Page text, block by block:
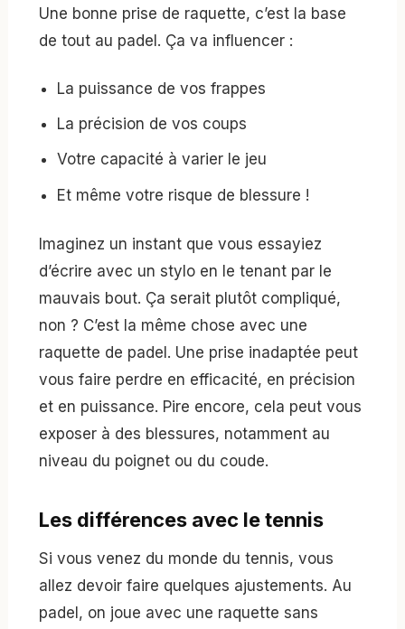
Une bonne prise de raquette, c’est la base
de tout au padel. Ça va influencer :
La puissance de vos frappes
La précision de vos coups
Votre capacité à varier le jeu
Et même votre risque de blessure !
Imaginez un instant que vous essayiez
d’écrire avec un stylo en le tenant par le
mauvais bout. Ça serait plutôt compliqué,
non ? C’est la même chose avec une
raquette de padel. Une prise inadaptée peut
vous faire perdre en efficacité, en précision
et en puissance. Pire encore, cela peut vous
exposer à des blessures, notamment au
niveau du poignet ou du coude.
Les différences avec le tennis
Si vous venez du monde du tennis, vous
allez devoir faire quelques ajustements. Au
padel, on joue avec une raquette sans